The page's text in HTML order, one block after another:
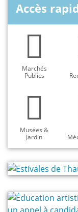
Accès
Marchés
Publics
Musées &
Jardin